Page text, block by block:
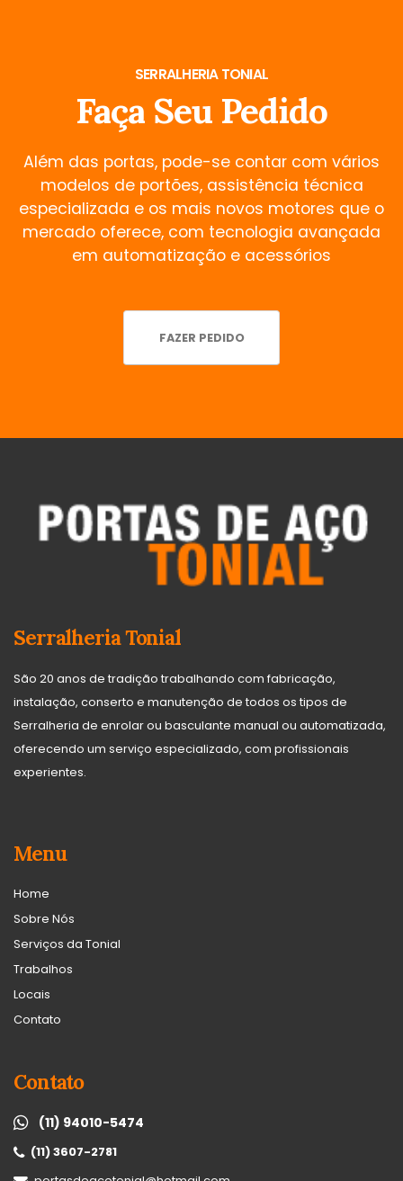
SERRALHERIA TONIAL
Faça Seu Pedido
Além das portas, pode-se contar com vários
modelos de portões, assistência técnica
especializada e os mais novos motores que o
mercado oferece, com tecnologia avançada
em automatização e acessórios
FAZER PEDIDO
Serralheria Tonial
São 20 anos de tradição trabalhando com fabricação,
instalação, conserto e manutenção de todos os tipos de
Serralheria de enrolar ou basculante manual ou automatizada,
oferecendo um serviço especializado, com profissionais
experientes.
Menu
Home
Sobre Nós
Serviços da Tonial
Trabalhos
Locais
Contato
Contato
(11) 94010-5474
(11) 3607-2781